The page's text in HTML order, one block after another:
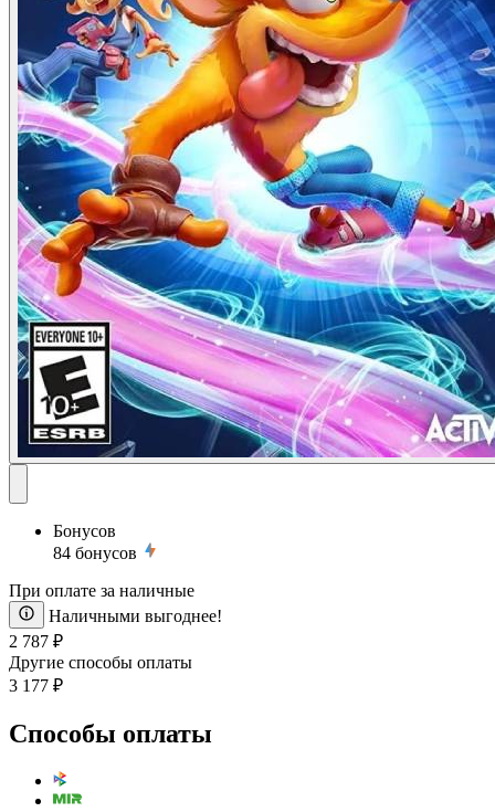
Бонусов
84 бонусов
При оплате за наличные
Наличными выгоднее!
2 787 ₽
Другие способы оплаты
3 177 ₽
Способы оплаты